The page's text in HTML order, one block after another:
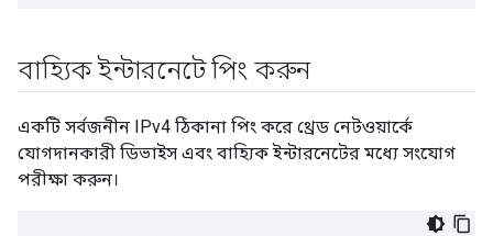
বাহ্যিক ইন্টারনেটে পিং করুন
একটি সর্বজনীন IPv4 ঠিকানা পিং করে থ্রেড নেটওয়ার্কে
যোগদানকারী ডিভাইস এবং বাহ্যিক ইন্টারনেটের মধ্যে সংযোগ
পরীক্ষা করুন।